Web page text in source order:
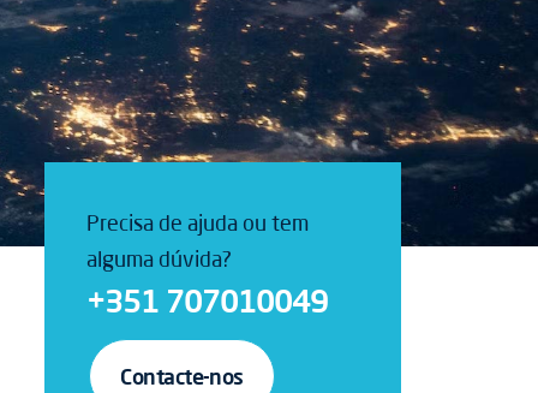
Precisa de ajuda ou tem
alguma dúvida?
+351 707010049
Contacte-nos